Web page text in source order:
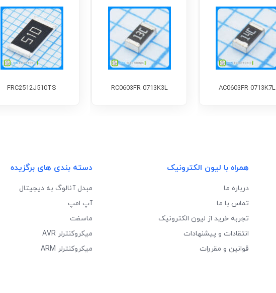
AC0603FR-0713K7L
RC0603FR-0713K3L
FRC2512J510TS
همراه با لیون الکترونیک
درباره ما
تماس با ما
تجربه خرید از لیون الکترونیک
انتقادات و پیشنهادات
قوانین و مقررات
دسته بندی های برگزیده
مبدل آنالوگ به دیجیتال
آپ امپ
ماسفت
میکروکنترلر AVR
میکروکنترلر ARM